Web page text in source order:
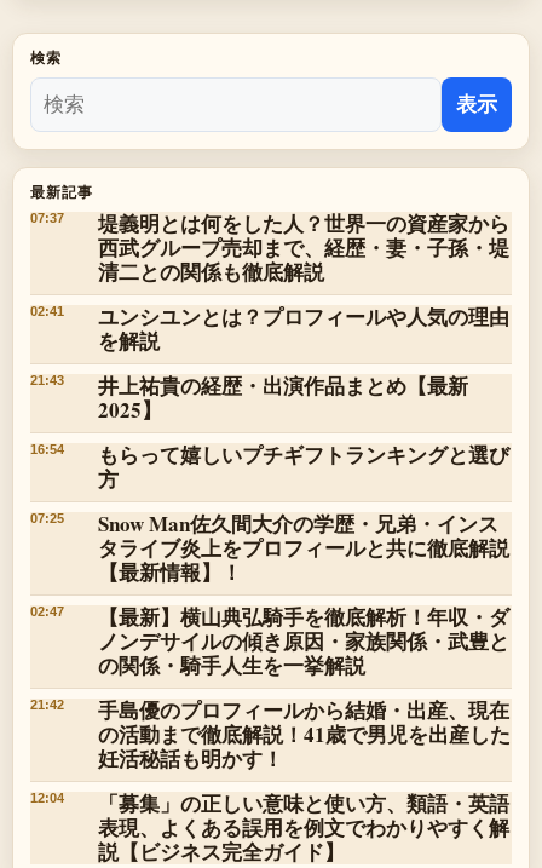
検索
表示
最新記事
07:37
堤義明とは何をした人？世界一の資産家から
西武グループ売却まで、経歴・妻・子孫・堤
清二との関係も徹底解説
02:41
ユンシユンとは？プロフィールや人気の理由
を解説
21:43
井上祐貴の経歴・出演作品まとめ【最新
2025】
16:54
もらって嬉しいプチギフトランキングと選び
方
07:25
Snow Man佐久間大介の学歴・兄弟・インス
タライブ炎上をプロフィールと共に徹底解説
【最新情報】！
02:47
【最新】横山典弘騎手を徹底解析！年収・ダ
ノンデサイルの傾き原因・家族関係・武豊と
の関係・騎手人生を一挙解説
21:42
手島優のプロフィールから結婚・出産、現在
の活動まで徹底解説！41歳で男児を出産した
妊活秘話も明かす！
12:04
「募集」の正しい意味と使い方、類語・英語
表現、よくある誤用を例文でわかりやすく解
説【ビジネス完全ガイド】